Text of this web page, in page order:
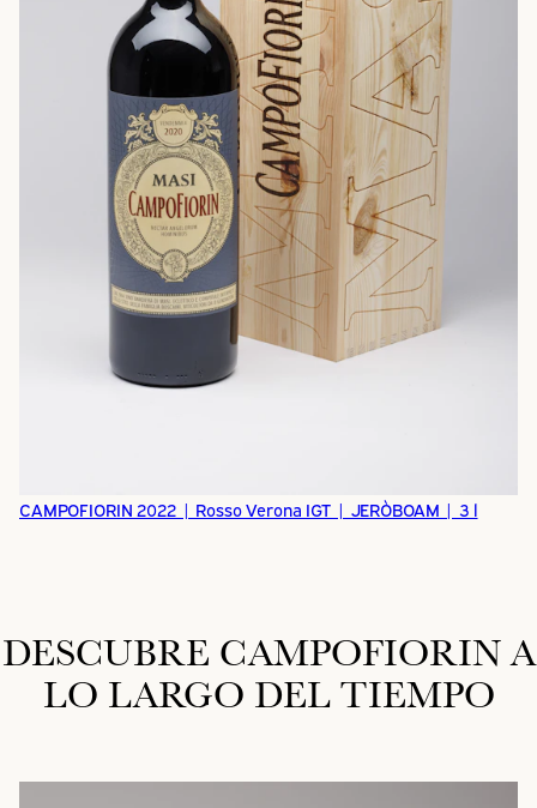
CAMPOFIORIN 2022 | Rosso Verona IGT | JERÒBOAM | 3 l
DESCUBRE CAMPOFIORIN A
LO LARGO DEL TIEMPO